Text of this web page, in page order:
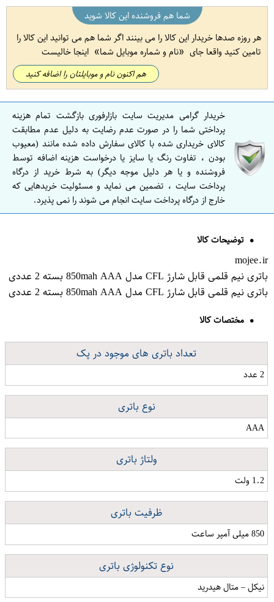
شما هم فروشنده این کالا شوید
هر روزه صدها خریدار این کالا را می بینند اگر شما هم می توانید این کالا را
تامین کنید واقعا جای
نام و شماره موبایل شما اینجا خالیست
هم اکنون نام و موبایلتان را اضافه کنید
خریدار گرامی مدیریت سایت بازارفوری بازگشت تمام هزینه
پرداختی شما را در صورت عدم رضایت به دلیل عدم مطابقت
کالای خریداری شده با کالای سفارش داده شده مانند (معیوب
بودن ، تفاوت رنگ یا سایز یا درخواست هزینه اضافه توسط
فروشنده و یا هر دلیل موجه دیگر) به شرط خرید از درگاه
پرداخت سایت ، تضمین می نماید و مسئولیت خریدهایی که
خارج از درگاه پرداخت سایت انجام می شوند را نمی پذیرد.
توضیحات کالا
mojee.ir
باتری نیم قلمی قابل شارژ CFL مدل 850mah AAA بسته 2 عددی
باتری نیم قلمی قابل شارژ CFL مدل 850mah AAA بسته 2 عددی
مختصات کالا
تعداد باتری های موجود در پک
2 عدد
نوع باتری
AAA
ولتاژ باتری
1.2 ولت
ظرفیت باتری
850 میلی آمپر ساعت
نوع تکنولوژی باتری
نیکل – متال هیدرید